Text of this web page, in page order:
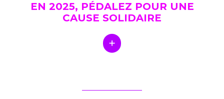
EN 2025, PÉDALEZ POUR UNE
CAUSE SOLIDAIRE